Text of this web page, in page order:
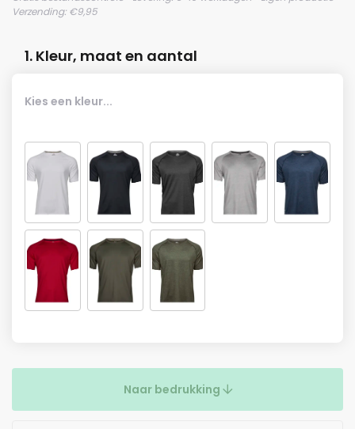
Verzending: €9,95
1. Kleur, maat en aantal
Kies een kleur...
Naar bedrukking